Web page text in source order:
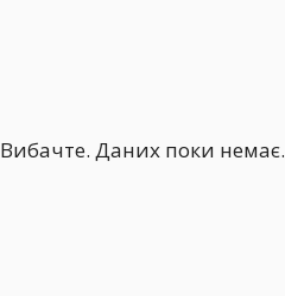
Вибачте. Даних поки немає.